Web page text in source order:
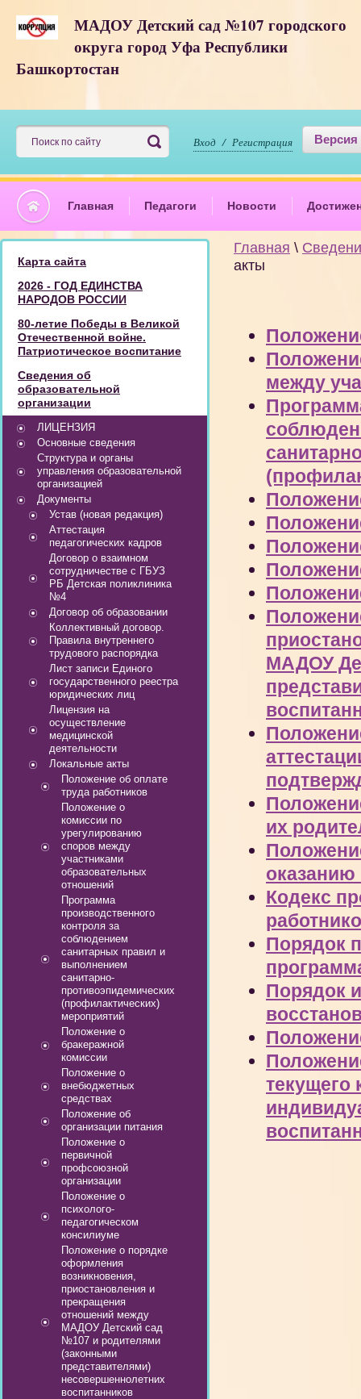
МАДОУ Детский сад №107 городского
округа город Уфа Республики
Башкортостан
Вход / Регистрация
Главная Педагоги Новости
Главная \
акты
между
МАДОУ
их
оказанию
Кодекс
Порядок
Порядок
текущего
Карта сайта
2026 - ГОД ЕДИНСТВА
НАРОДОВ РОССИИ
80-летие Победы в Великой
Отечественной войне.
Патриотическое воспитание
Сведения об
образовательной
организации
ЛИЦЕНЗИЯ
Основные сведения
Структура и органы
управления образовательной
организацией
Документы
Устав (новая редакция)
Аттестация
педагогических кадров
Договор о взаимном
сотрудничестве с ГБУЗ
РБ Детская поликлиника
№4
Договор об образовании
Коллективный договор.
Правила внутреннего
трудового распорядка
Лист записи Единого
государственного реестра
юридических лиц
Лицензия на
осуществление
медицинской
деятельности
Локальные акты
Положение об оплате
труда работников
Положение о
комиссии по
урегулированию
споров между
участниками
образовательных
отношений
Программа
производственного
контроля за
соблюдением
санитарных правил и
выполнением
санитарно-
противоэпидемических
(профилактических)
мероприятий
Положение о
бракеражной
комиссии
Положение о
внебюджетных
средствах
Положение об
организации питания
Положение о
первичной
профсоюзной
организации
Положение о
психолого-
педагогическом
консилиуме
Положение о порядке
оформления
возникновения,
приостановления и
прекращения
отношений между
МАДОУ Детский сад
№107 и родителями
(законными
представителями)
несовершеннолетних
воспитанников